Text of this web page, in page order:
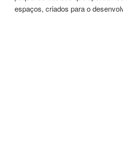
espaços, criados para o